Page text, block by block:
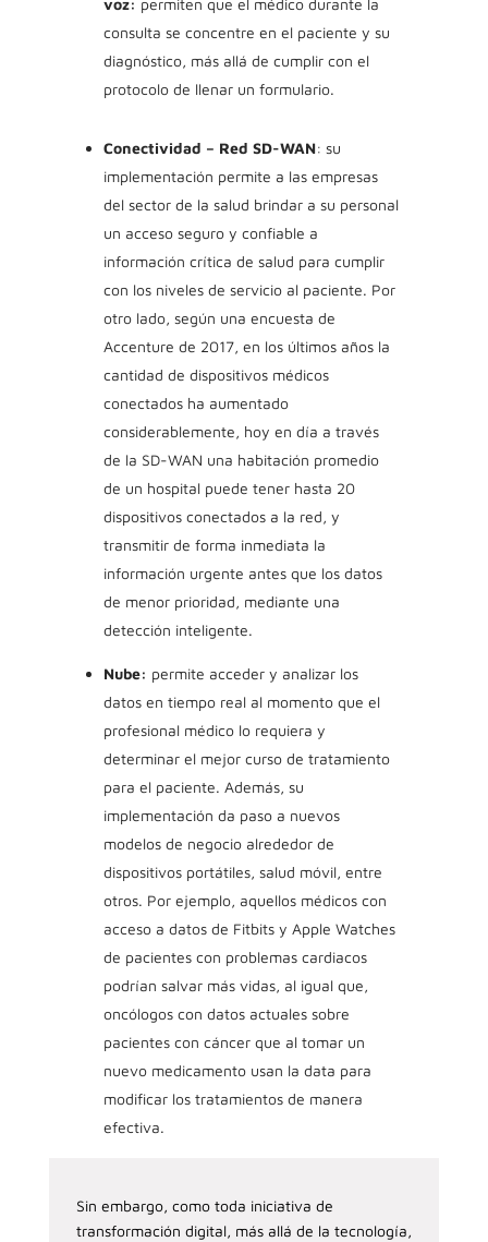
voz: permiten que el médico durante la
consulta se concentre en el paciente y su
diagnóstico, más allá de cumplir con el
protocolo de llenar un formulario.
Conectividad – Red SD-WAN: su
implementación permite a las empresas
del sector de la salud brindar a su personal
un acceso seguro y confiable a
información crítica de salud para cumplir
con los niveles de servicio al paciente. Por
otro lado, según una encuesta de
Accenture de 2017, en los últimos años la
cantidad de dispositivos médicos
conectados ha aumentado
considerablemente, hoy en día a través
de la SD-WAN una habitación promedio
de un hospital puede tener hasta 20
dispositivos conectados a la red, y
transmitir de forma inmediata la
información urgente antes que los datos
de menor prioridad, mediante una
detección inteligente.
Nube: permite acceder y analizar los
datos en tiempo real al momento que el
profesional médico lo requiera y
determinar el mejor curso de tratamiento
para el paciente. Además, su
implementación da paso a nuevos
modelos de negocio alrededor de
dispositivos portátiles, salud móvil, entre
otros. Por ejemplo, aquellos médicos con
acceso a datos de Fitbits y Apple Watches
de pacientes con problemas cardiacos
podrían salvar más vidas, al igual que,
oncólogos con datos actuales sobre
pacientes con cáncer que al tomar un
nuevo medicamento usan la data para
modificar los tratamientos de manera
efectiva.
Sin embargo, como toda iniciativa de
transformación digital, más allá de la tecnología,